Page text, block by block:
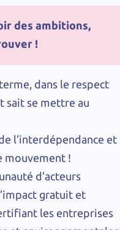
des ambitions,
!
dans le respect
sait se mettre au
l’interdépendance et
mouvement !
d’acteurs
gratuit et
les entreprises